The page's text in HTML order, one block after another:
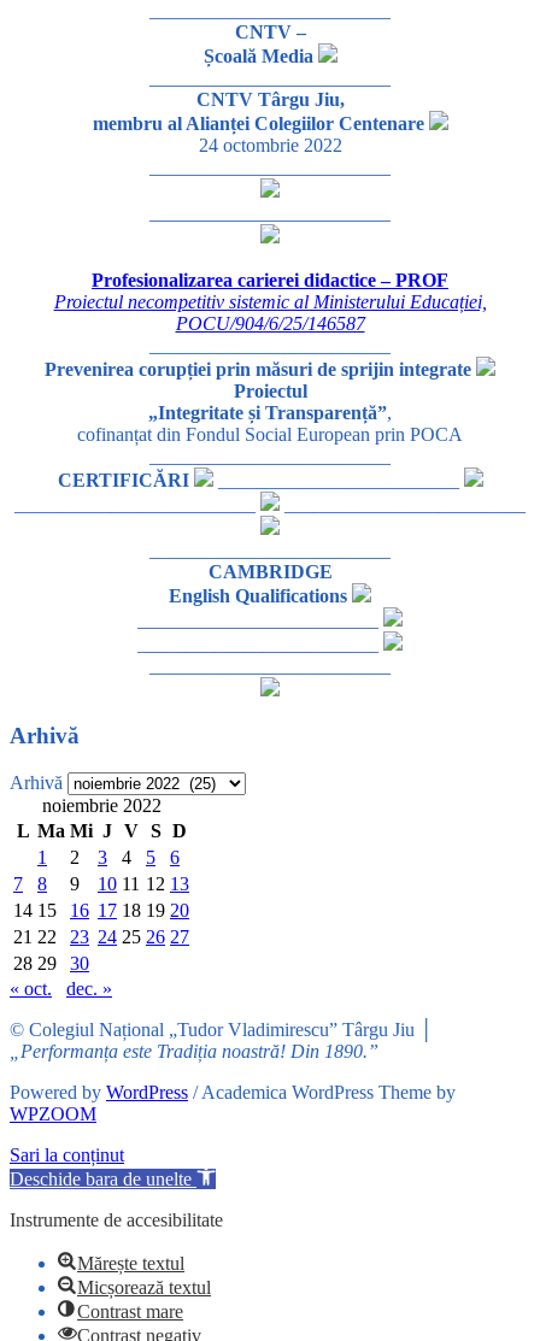
CNTV –
Școală Media
CNTV Târgu Jiu,
membru al Alianței Colegiilor Centenare
24 octombrie 2022
Profesionalizarea carierei didactice – PROF
Proiectul necompetitiv sistemic al Ministerului Educației,
POCU/904/6/25/146587
Prevenirea corupției prin măsuri de sprijin integrate
Proiectul
„Integritate și Transparență”,
cofinanțat din Fondul Social European prin POCA
CERTIFICĂRI
_________________________
CAMBRIDGE
English Qualifications
Arhivă
Arhivă
noiembrie 2022
L Ma Mi J V S D
1
2 3 4 5
6
7
8 9 10 11 12 13
14 15 16 17 18 19 20
21 22 23 24 25 26 27
28 29
30
« oct.
dec. »
© Colegiul Național „Tudor Vladimirescu” Târgu Jiu │
„Performanța este Tradiția noastră! Din 1890.”
Powered by WordPress / Academica WordPress Theme by
WPZOOM
Sari la conținut
Deschide bara de unelte
Instrumente de accesibilitate
Mărește textul
Micșorează textul
Contrast mare
Contrast negativ